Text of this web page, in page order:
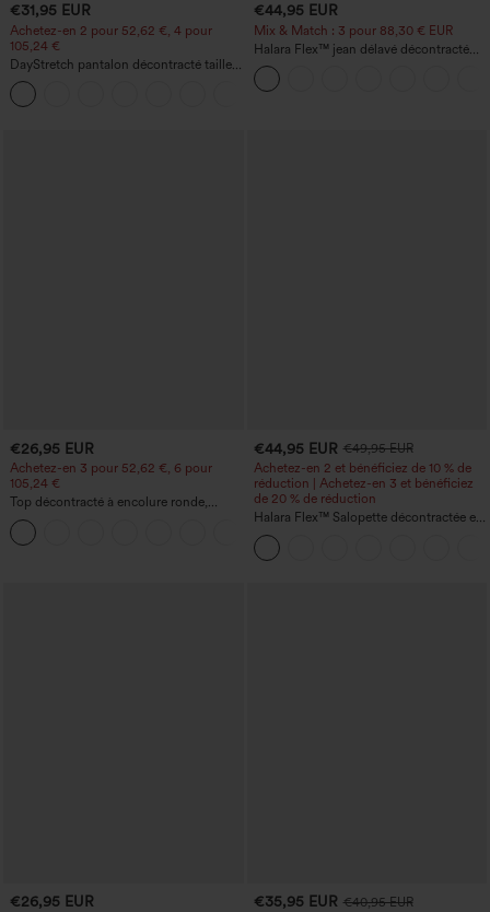
€31,95 EUR
Achetez-en 2 pour 52,62 €, 4 pour
105,24 €
DayStretch pantalon décontracté taille
haute à jambe en forme de tonneau
avec poches
€44,95 EUR
Mix & Match : 3 pour 88,30 € EUR
Halara Flex™ jean délavé décontracté
taille haute à poches, coupe baggy à
jambe large
€26,95 EUR
Achetez-en 3 pour 52,62 €, 6 pour
105,24 €
Top décontracté à encolure ronde,
manches chauve-souris et coupe ample
€44,95 EUR €49,95 EUR
Achetez-en 2 et bénéficiez de 10 % de
réduction | Achetez-en 3 et bénéficiez
de 20 % de réduction
Halara Flex™ Salopette décontractée en
denim lavé à encolure en V avec poche
€26,95 EUR €35,95 EUR €40,95 EUR